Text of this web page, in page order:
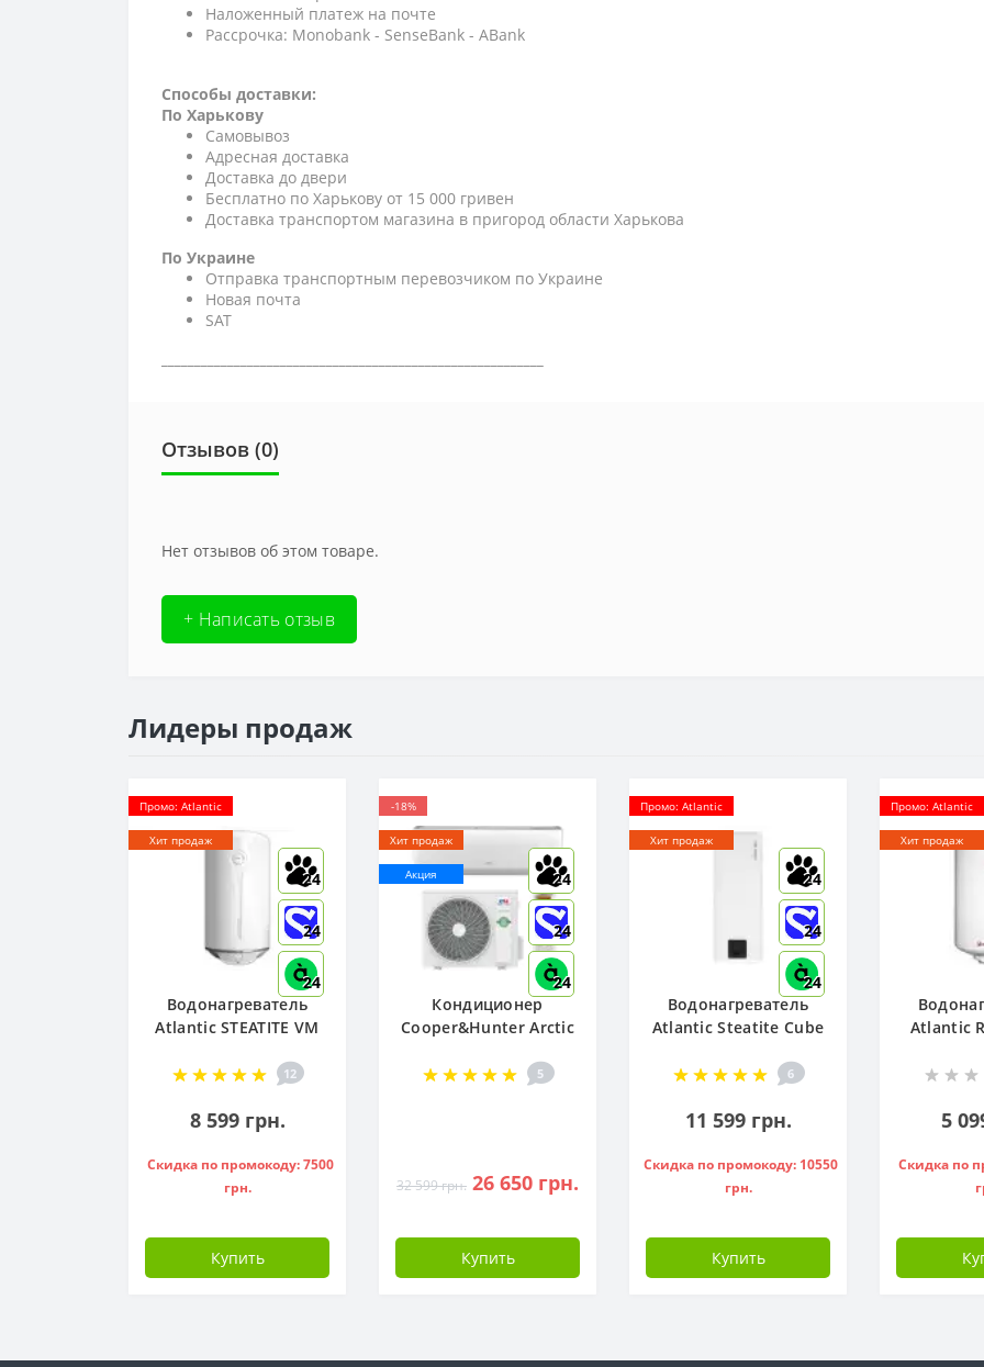
Наложенный платеж на почте
Рассрочка: Monobank - SenseBank - АBank
Способы доставки:
По Харькову
Самовывоз
Адресная доставка
Доставка до двери
Бесплатно по Харькову от 15 000 гривен
Доставка транспортом магазина в пригород области Харькова
По Украине
Отправка транспортным перевозчиком по Украине
Новая почта
SAT
Отзывов (0)
Нет отзывов об этом товаре.
+ Написать отзыв
Лидеры продаж
Промо: Atlantic
Хит продаж
24
24
24
Водонагреватель
Atlantic STEATITE VM
851188
12
8 599 грн.
Скидка по промокоду: 7500
грн.
Купить
-18%
Хит продаж
Акция 24
24
24
Кондиционер
Cooper&Hunter Arctic
NG (WI-FI)
5
32 599 грн. 26 650 грн.
Купить
Промо: Atlantic
Хит продаж
24
24
24
Водонагреватель
Atlantic Steatite Cube
841286
6
11 599 грн.
Скидка по промокоду: 10550
грн.
Купить
Промо: Atlantic
Хит продаж
Atlantic
5
Скидка по